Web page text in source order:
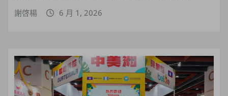
謝啓楊 6 月 1, 2026